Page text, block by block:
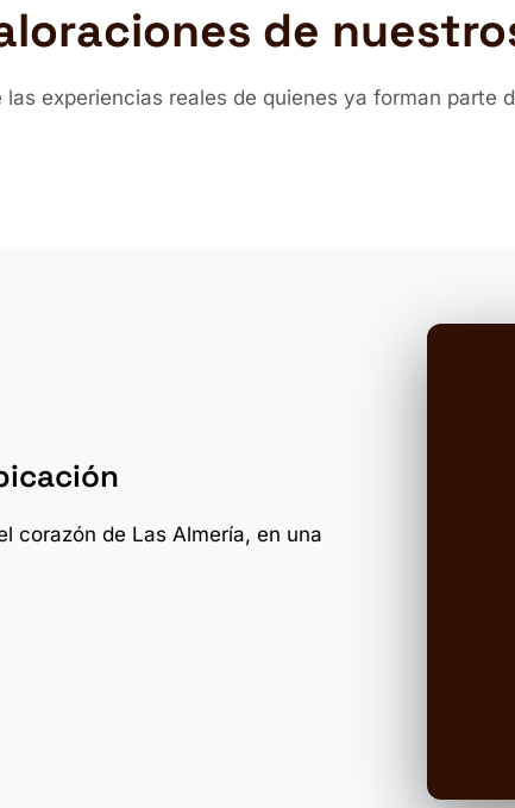
de
las experiencias reales de quienes ya forman parte
corazón de Las Almería, en una